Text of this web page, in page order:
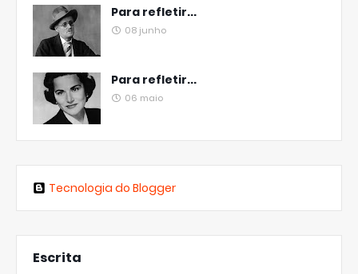
Para refletir...
08 junho
Para refletir...
06 maio
Tecnologia do Blogger
Escrita